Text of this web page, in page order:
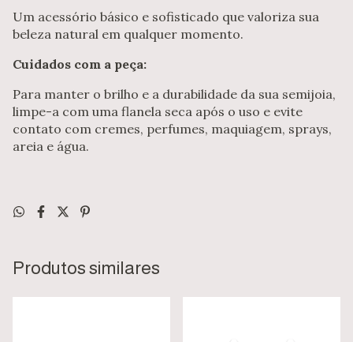
Um acessório básico e sofisticado que valoriza sua
beleza natural em qualquer momento.
Cuidados com a peça:
Para manter o brilho e a durabilidade da sua semijoia,
limpe-a com uma flanela seca após o uso e evite
contato com cremes, perfumes, maquiagem, sprays,
areia e água.
Produtos similares